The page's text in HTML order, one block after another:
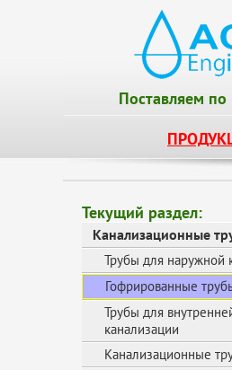
Поставляем по
Текущий раздел:
Канализационные
Трубы для наружной
Гофрированные
Трубы для
канализации
Канализационные